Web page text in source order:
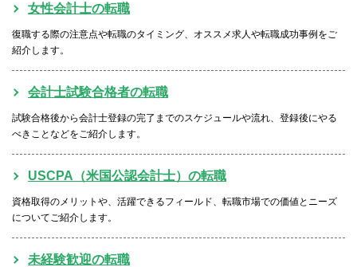
女性会計士の転職
復職する際の注意点や転職のタイミング、オススメ求人や転職成功事例をご
紹介します。
会計士試験合格者の転職
試験合格後から会計士登録の完了までのスケジュールや流れ、登録後にやる
べきことなどをご紹介します。
USCPA（米国公認会計士）の転職
資格取得のメリットや、活躍できるフィールド、転職市場での価値とニーズ
についてご紹介します。
未経験歓迎の転職